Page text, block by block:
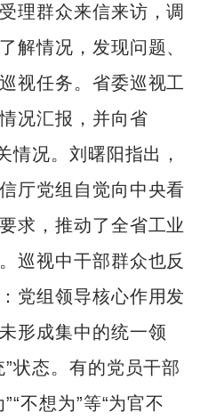
理群众来信来访，调
解情况，发现问题、
视任务。省委巡视工
况汇报，并向省
情况。刘曙阳指出，
厅党组自觉向中央看
求，推动了全省工业
巡视中干部群众也反
党组领导核心作用发
形成集中的统一领
状态。有的党员干部
不想为”等“为官不